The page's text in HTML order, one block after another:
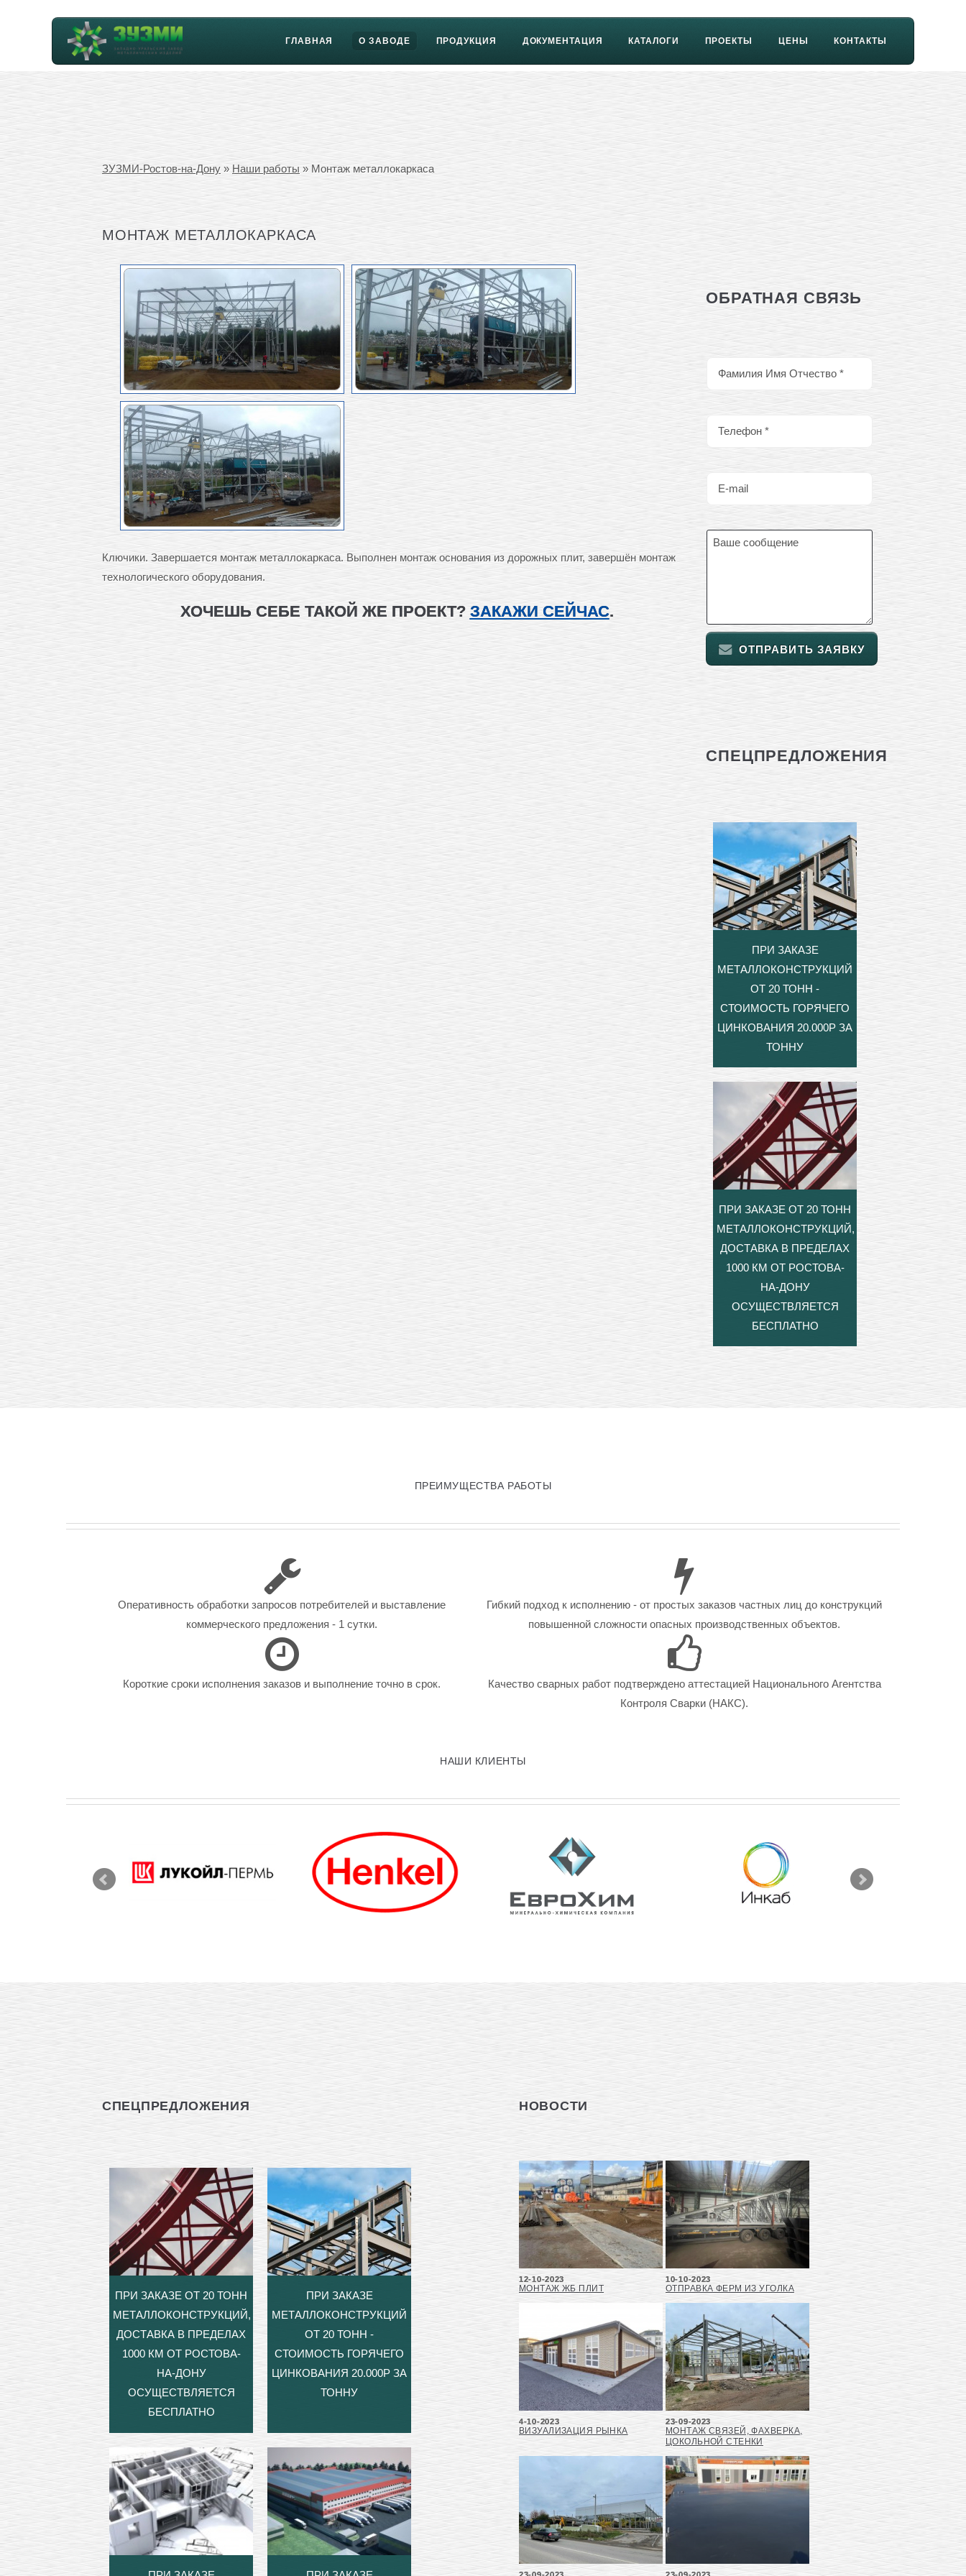
ГЛАВНАЯ О ЗАВОДЕ ПРОДУКЦИЯ ДОКУМЕНТАЦИЯ КАТАЛОГИ ПРОЕКТЫ ЦЕНЫ КОНТАКТЫ
ЗУЗМИ-Ростов-на-Дону » Наши работы » Монтаж металлокаркаса
МОНТАЖ МЕТАЛЛОКАРКАСА
Ключики. Завершается монтаж металлокаркаса. Выполнен монтаж основания из дорожных плит, завершён монтаж
технологического оборудования.
ХОЧЕШЬ СЕБЕ ТАКОЙ ЖЕ ПРОЕКТ? ЗАКАЖИ СЕЙЧАС.
ОБРАТНАЯ СВЯЗЬ
ОТПРАВИТЬ ЗАЯВКУ
СПЕЦПРЕДЛОЖЕНИЯ
ПРИ ЗАКАЗЕ
МЕТАЛЛОКОНСТРУКЦИЙ
ОТ 20 ТОНН -
СТОИМОСТЬ ГОРЯЧЕГО
ЦИНКОВАНИЯ 20.000Р ЗА
ТОННУ
ПРИ ЗАКАЗЕ ОТ 20 ТОНН
МЕТАЛЛОКОНСТРУКЦИЙ,
ДОСТАВКА В ПРЕДЕЛАХ
1000 КМ ОТ РОСТОВА-
НА-ДОНУ
ОСУЩЕСТВЛЯЕТСЯ
БЕСПЛАТНО
ПРЕИМУЩЕСТВА РАБОТЫ
Оперативность обработки запросов потребителей и выставление
коммерческого предложения - 1 сутки.
Гибкий подход к исполнению - от простых заказов частных лиц до конструкций
повышенной сложности опасных производственных объектов.
Короткие сроки исполнения заказов и выполнение точно в срок.
Качество сварных работ подтверждено аттестацией Национального Агентства
Контроля Сварки (НАКС).
НАШИ КЛИЕНТЫ
СПЕЦПРЕДЛОЖЕНИЯ
ПРИ ЗАКАЗЕ ОТ 20 ТОНН
МЕТАЛЛОКОНСТРУКЦИЙ,
ДОСТАВКА В ПРЕДЕЛАХ
1000 КМ ОТ РОСТОВА-
НА-ДОНУ
ОСУЩЕСТВЛЯЕТСЯ
БЕСПЛАТНО
ПРИ ЗАКАЗЕ
МЕТАЛЛОКОНСТРУКЦИЙ
ОТ 20 ТОНН -
СТОИМОСТЬ ГОРЯЧЕГО
ЦИНКОВАНИЯ 20.000Р ЗА
ТОННУ
НОВОСТИ
12-10-2023
МОНТАЖ ЖБ ПЛИТ
10-10-2023
ОТПРАВКА ФЕРМ ИЗ УГОЛКА
4-10-2023
ВИЗУАЛИЗАЦИЯ РЫНКА
23-09-2023
МОНТАЖ СВЯЗЕЙ, ФАХВЕРКА,
ЦОКОЛЬНОЙ СТЕНКИ